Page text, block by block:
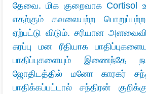
தேவை. மிக குறைவாக Cortisol
எதற்கும் கவலையற்ற
ஏற்பட்டு விடும். சரியான
சுரப்பு மன ரீதியாக
பாதிப்புகளையும் இணைந்தே
ஜோதிடத்தில் மனோ காரகர்
பாதிக்கப்பட்டால் சந்திரன்